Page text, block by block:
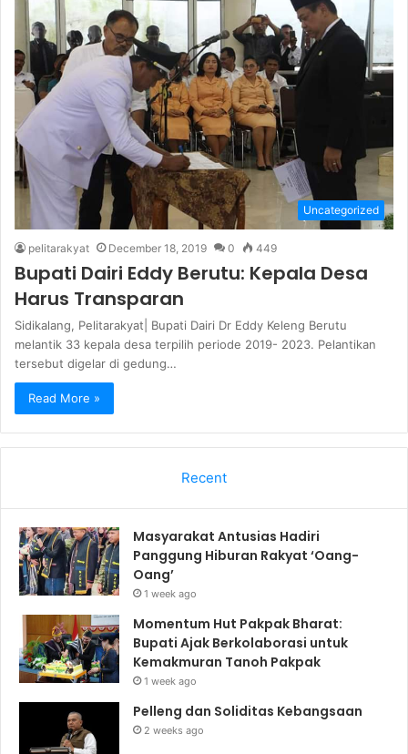
Uncategorized
pelitarakyat December 18, 2019 0 449
Bupati Dairi Eddy Berutu: Kepala Desa
Harus Transparan
Sidikalang, Pelitarakyat| Bupati Dairi Dr Eddy Keleng Berutu
melantik 33 kepala desa terpilih periode 2019- 2023. Pelantikan
tersebut digelar di gedung…
Read More »
Recent
Masyarakat Antusias Hadiri
Panggung Hiburan Rakyat ‘Oang-
Oang’
1 week ago
Momentum Hut Pakpak Bharat:
Bupati Ajak Berkolaborasi untuk
Kemakmuran Tanoh Pakpak
1 week ago
Pelleng dan Soliditas Kebangsaan
2 weeks ago